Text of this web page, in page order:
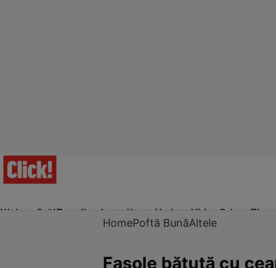
Ultima Oră!Trending Actualitate Vedete Video Prime Time
HomePoftă BunăAltele
Fasole bătută cu